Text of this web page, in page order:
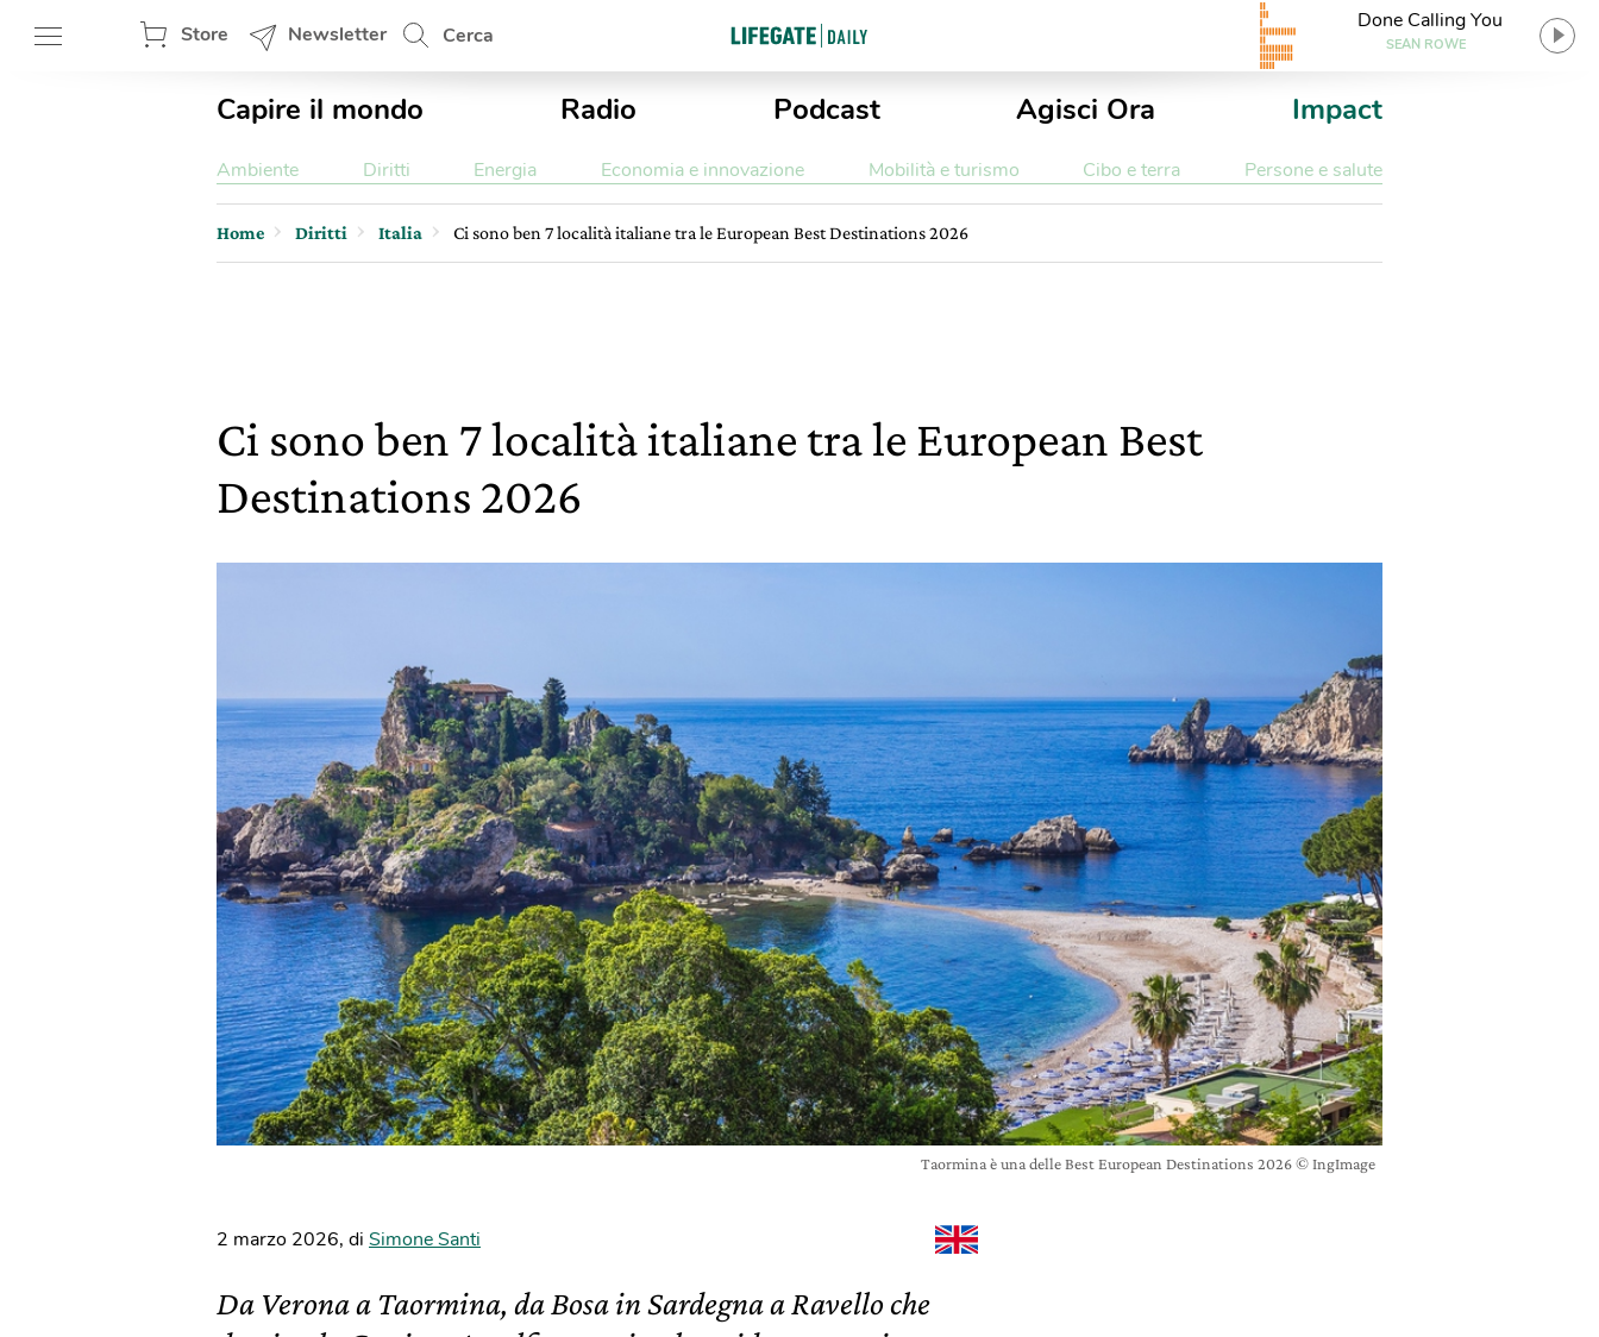
Store Newsletter Cerca
Done Calling You
SEAN ROWE
Capire il mondo Radio Podcast Agisci Ora Impact
Ambiente Diritti Energia Economia e innovazione Mobilità e turismo Cibo e terra Persone e salute
Home Diritti Italia Ci sono ben 7 località italiane tra le European Best Destinations 2026
Ci sono ben 7 località italiane tra le European Best
Destinations 2026
Taormina è una delle Best European Destinations 2026 © IngImage
2 marzo 2026, di Simone Santi
Da Verona a Taormina, da Bosa in Sardegna a Ravello che